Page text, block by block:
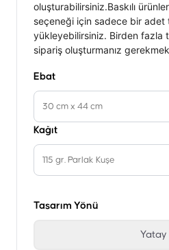
oluşturabilirsiniz.Baskılı
seçeneği için sadece bir adet
yükleyebilirsiniz. Birden fazla
sipariş oluşturmanız
Tasarım Yönü
Yatay
Ebat
30 cm x 44 cm
Kağıt
115 gr. Parlak Kuşe